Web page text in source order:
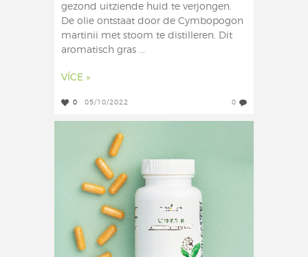
gezond uitziende huid te verjongen.
De olie ontstaat door de Cymbopogon
martinii met stoom te distilleren. Dit
aromatisch gras ...
VÍCE »
0 05/10/2022 0